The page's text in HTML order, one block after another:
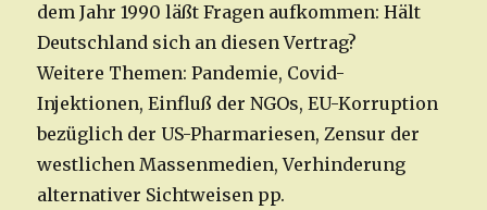
dem Jahr 1990 läßt Fragen aufkommen: Hält
Deutschland sich an diesen Vertrag?
Weitere Themen: Pandemie, Covid-
Injektionen, Einfluß der NGOs, EU-Korruption
bezüglich der US-Pharmariesen, Zensur der
westlichen Massenmedien, Verhinderung
alternativer Sichtweisen pp.